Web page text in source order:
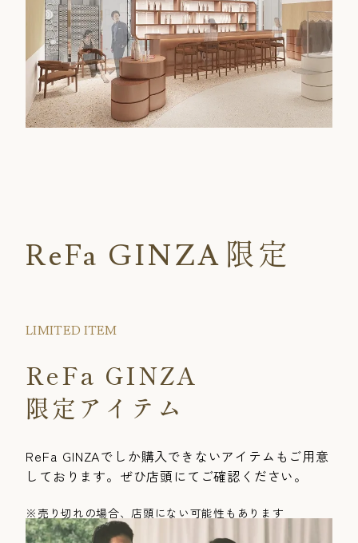
ReFa GINZA 限定
LIMITED ITEM
ReFa GINZA
限定アイテム
ReFa GINZAでしか購入できないアイテムもご用意
しております。ぜひ店頭にてご確認ください。
※売り切れの場合、店頭にない可能性もあります